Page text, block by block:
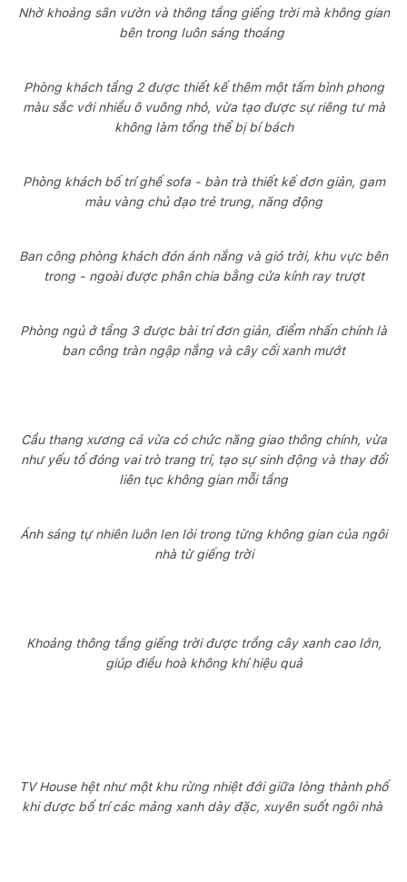
Nhờ khoảng sân vườn và thông tầng giếng trời mà không gian
bên trong luôn sáng thoáng
Phòng khách tầng 2 được thiết kế thêm một tấm bình phong
màu sắc với nhiều ô vuông nhỏ, vừa tạo được sự riêng tư mà
không làm tổng thể bị bí bách
Phòng khách bố trí ghế sofa - bàn trà thiết kế đơn giản, gam
màu vàng chủ đạo trẻ trung, năng động
Ban công phòng khách đón ánh nắng và gió trời, khu vực bên
trong - ngoài được phân chia bằng cửa kính ray trượt
Phòng ngủ ở tầng 3 được bài trí đơn giản, điểm nhấn chính là
ban công tràn ngập nắng và cây cối xanh mướt
Cầu thang xương cá vừa có chức năng giao thông chính, vừa
như yếu tố đóng vai trò trang trí, tạo sự sinh động và thay đổi
liên tục không gian mỗi tầng
Ánh sáng tự nhiên luôn len lỏi trong từng không gian của ngôi
nhà từ giếng trời
Khoảng thông tầng giếng trời được trồng cây xanh cao lớn,
giúp điều hoà không khí hiệu quả
TV House hệt như một khu rừng nhiệt đới giữa lòng thành phố
khi được bố trí các mảng xanh dày đặc, xuyên suốt ngôi nhà